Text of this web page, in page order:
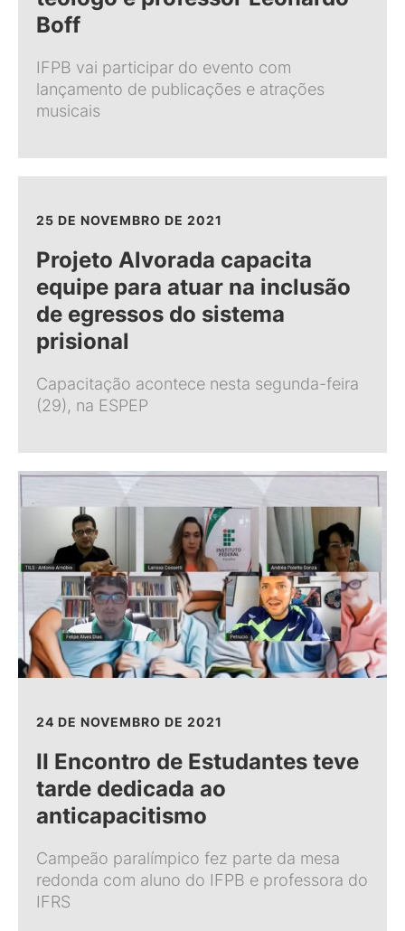
Boff
IFPB vai participar do evento com
lançamento de publicações e atrações
musicais
25 DE NOVEMBRO DE 2021
Projeto Alvorada capacita
equipe para atuar na inclusão
de egressos do sistema
prisional
Capacitação acontece nesta segunda-feira
(29), na ESPEP
24 DE NOVEMBRO DE 2021
II Encontro de Estudantes teve
tarde dedicada ao
anticapacitismo
Campeão paralímpico fez parte da mesa
redonda com aluno do IFPB e professora do
IFRS